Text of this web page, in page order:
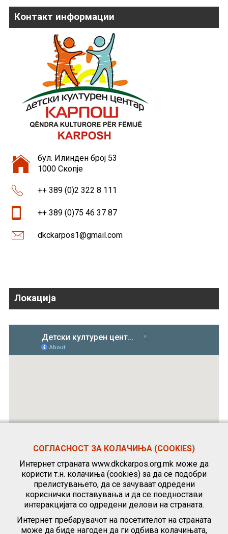
Контакт информации
бул. Илинден број 53
1000 Скопје
++ 389 (0)2 322 8 111
++ 389 (0)75 46 37 87
dkckarpos1@gmail.com
Локација
СОГЛАСНОСТ ЗА КОЛАЧИЊА (COOKIES)
Интернет страната www.dkckarpos.org.mk може да
користи т.н. колачиња (cookies) за да се подобри
прелистувањето, да се зачуваат одредени
кориснички поставувања и да се поедностави
интеракцијата со одредени делови на страната.
Интернет пребарувачот на посетителот на страната
може да биде нагоден да ги одбива колачињата,